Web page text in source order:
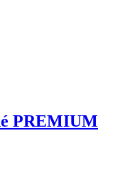
PREMIUM